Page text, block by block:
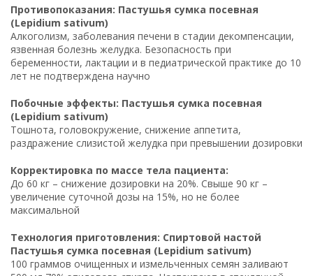
Противопоказания: Пастушья сумка посевная
(Lepidium sativum)
Алкоголизм, заболевания печени в стадии декомпенсации,
язвенная болезнь желудка. Безопасность при
беременности, лактации и в педиатрической практике до 10
лет не подтверждена научно
Побочные эффекты: Пастушья сумка посевная
(Lepidium sativum)
Тошнота, головокружение, снижение аппетита,
раздражение слизистой желудка при превышении дозировки
Корректировка по массе тела пациента:
До 60 кг – снижение дозировки на 20%. Свыше 90 кг –
увеличение суточной дозы на 15%, но не более
максимальной
Технология приготовления: Спиртовой настой
Пастушья сумка посевная (Lepidium sativum)
100 граммов очищенных и измельченных семян заливают